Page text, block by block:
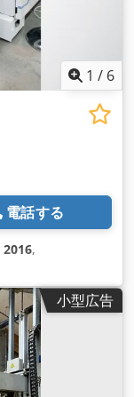
1 / 6
電話する
2016,
小型広告